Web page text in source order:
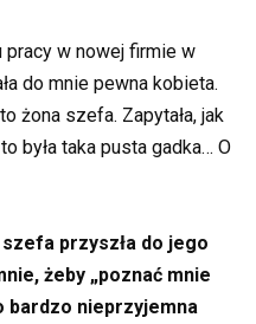
pracy w nowej firmie w
do mnie pewna kobieta.
żona szefa. Zapytała, jak
była taka pusta gadka… O
przyszła do jego
żeby „poznać mnie
bardzo nieprzyjemna